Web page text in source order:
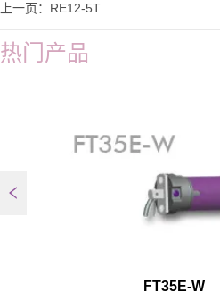
上一页： RE12-5T
热门产品
FT35E-W